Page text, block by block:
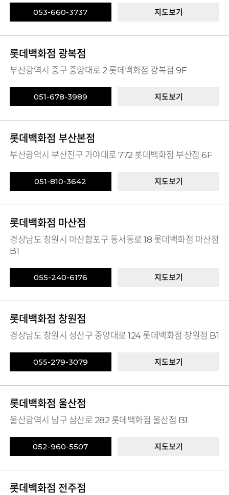
053-660-3737 지도보기
롯데백화점 광복점
부산광역시 중구 중앙대로 2 롯데백화점 광복점 9F
051-678-3989 지도보기
롯데백화점 부산본점
부산광역시 부산진구 가야대로 772 롯데백화점 부산점 6F
051-810-3642 지도보기
롯데백화점 마산점
경상남도 창원시 마산합포구 동서동로 18 롯데백화점 마산점
B1
055-240-6176 지도보기
롯데백화점 창원점
경상남도 창원시 성산구 중앙대로 124 롯데백화점 창원점 B1
055-279-3079 지도보기
롯데백화점 울산점
울산광역시 남구 삼산로 282 롯데백화점 울산점 B1
052-960-5507 지도보기
롯데백화점 전주점